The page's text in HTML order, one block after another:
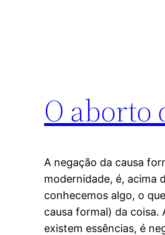
O aborto
A negação da causa
modernidade, é, acima
conhecemos algo, o
causa formal) da coisa.
existem essências, é